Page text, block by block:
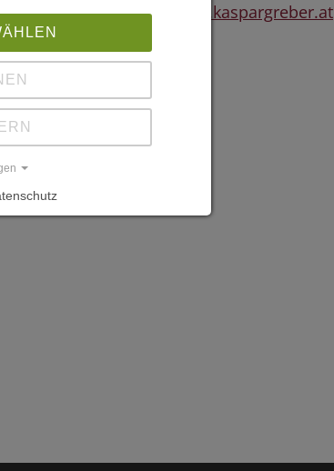
www.kaspargreber.at